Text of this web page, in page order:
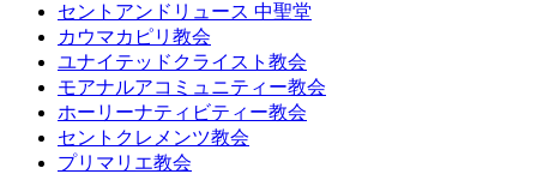
セントアンドリュース 中聖堂
カウマカピリ教会
ユナイテッドクライスト教会
モアナルアコミュニティー教会
ホーリーナティビティー教会
セントクレメンツ教会
プリマリエ教会